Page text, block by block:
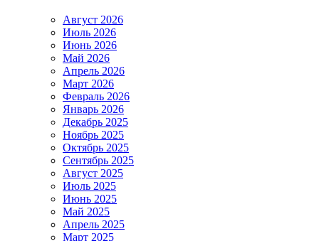
Август 2026
Июль 2026
Июнь 2026
Май 2026
Апрель 2026
Март 2026
Февраль 2026
Январь 2026
Декабрь 2025
Ноябрь 2025
Октябрь 2025
Сентябрь 2025
Август 2025
Июль 2025
Июнь 2025
Май 2025
Апрель 2025
Март 2025